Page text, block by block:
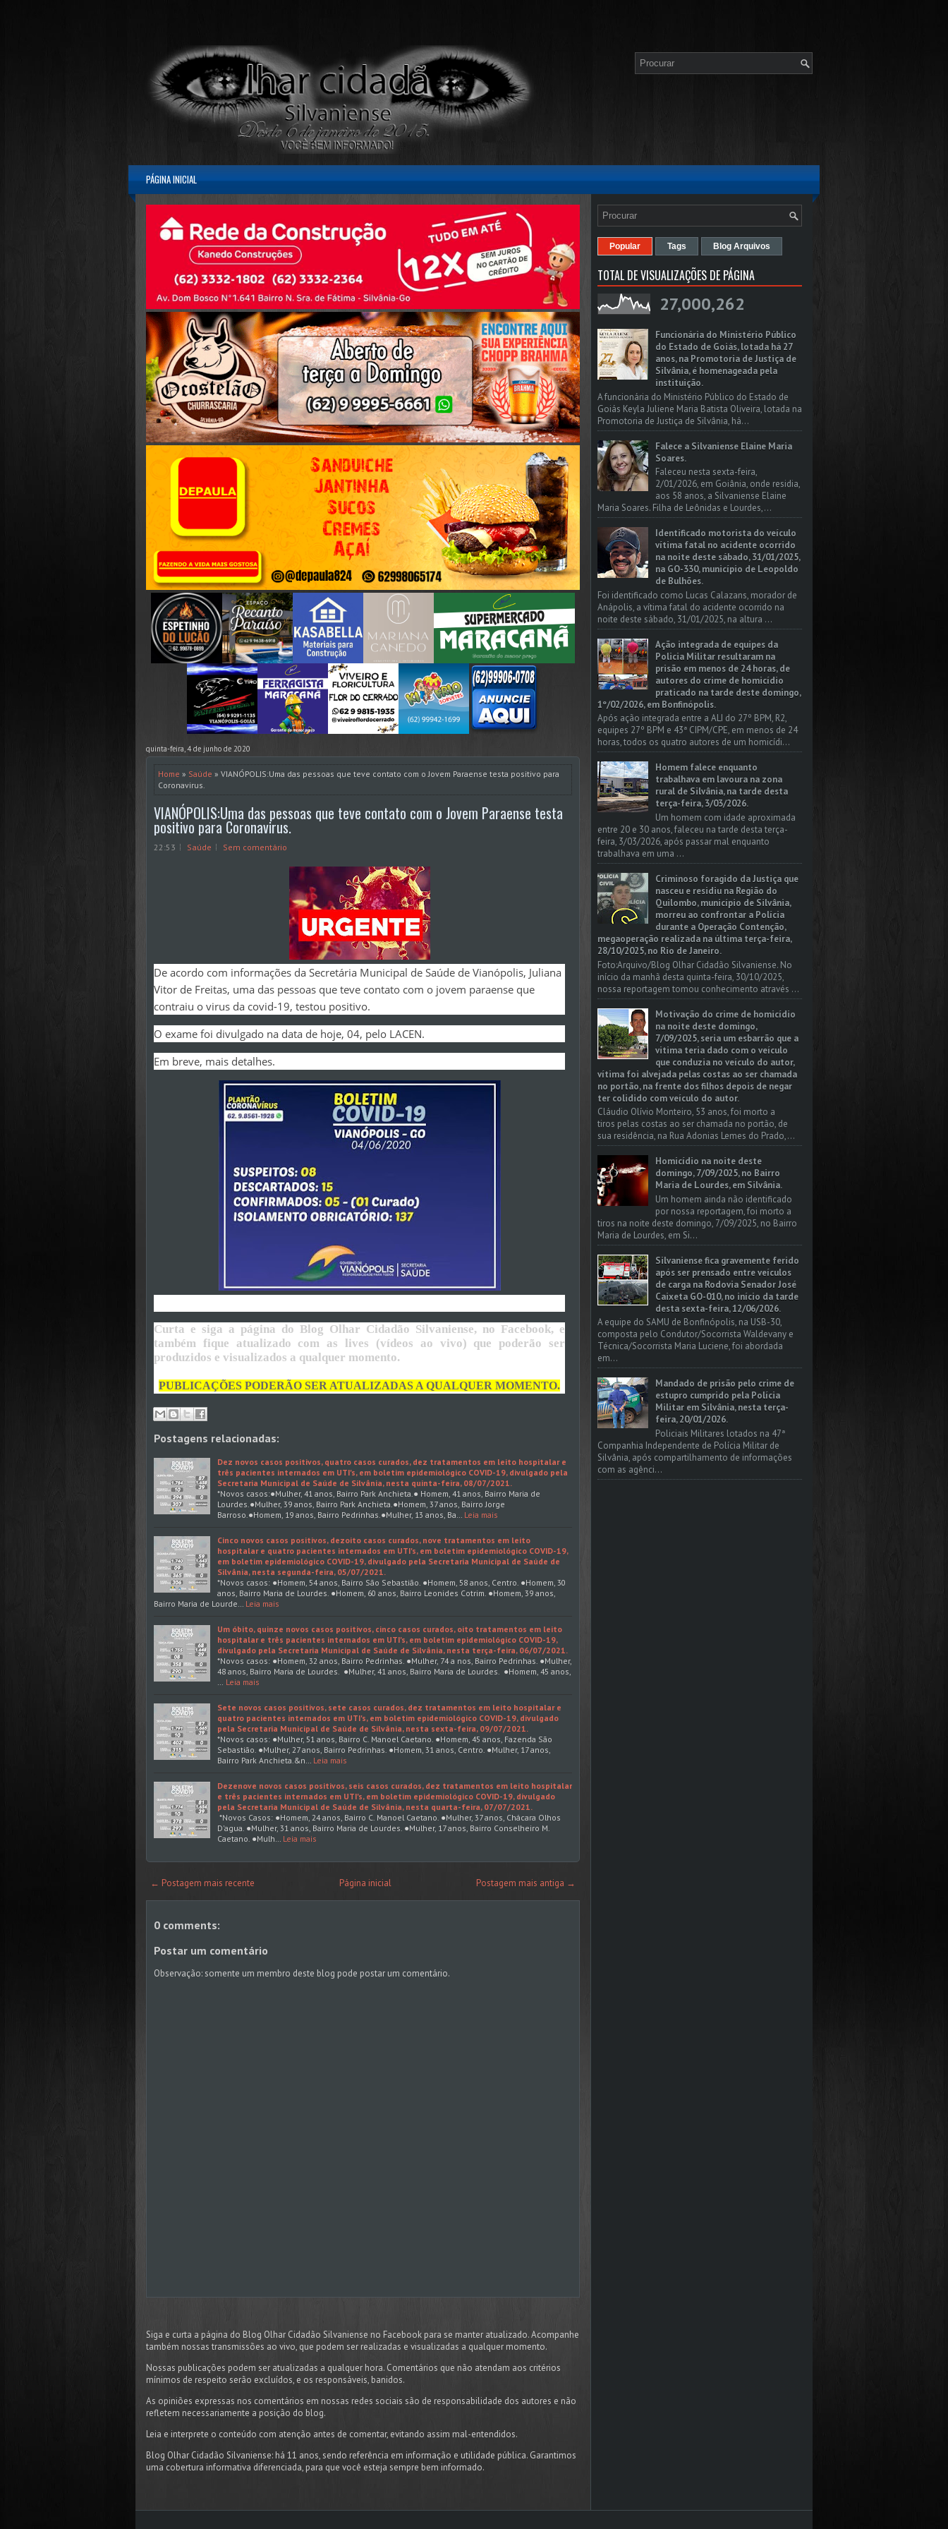
PÁGINA INICIAL
quinta-feira, 4 de junho de 2020
Home » Saúde » VIANÓPOLIS:Uma das pessoas que teve contato com o Jovem Paraense testa positivo para
Coronavirus.
VIANÓPOLIS:Uma das pessoas que teve contato com o Jovem Paraense testa
positivo para Coronavirus.
22:53 Saúde Sem comentário
De acordo com informações da Secretária Municipal de Saúde de Vianópolis, Juliana
Vitor de Freitas, uma das pessoas que teve contato com o jovem paraense que
contraiu o virus da covid-19, testou positivo.
O exame foi divulgado na data de hoje, 04, pelo LACEN.
Em breve, mais detalhes.
Curta e siga a página do Blog Olhar Cidadão Silvaniense, no Facebook, e
também fique atualizado com as lives (vídeos ao vivo) que poderão ser
produzidos e visualizados a qualquer momento.
PUBLICAÇÕES PODERÃO SER ATUALIZADAS A QUALQUER MOMENTO.
Postagens relacionadas:
Dez novos casos positivos, quatro casos curados, dez tratamentos em leito hospitalar e
três pacientes internados em UTI's, em boletim epidemiológico COVID-19, divulgado pela
Secretaria Municipal de Saúde de Silvânia, nesta quinta-feira, 08/07/2021.
*Novos casos:●Mulher, 41 anos, Bairro Park Anchieta.● Homem, 41 anos, Bairro Maria de
Lourdes.●Mulher, 39 anos, Bairro Park Anchieta.●Homem, 37 anos, Bairro Jorge
Barroso.●Homem, 19 anos, Bairro Pedrinhas.●Mulher, 13 anos, Ba… Leia mais
Cinco novos casos positivos, dezoito casos curados, nove tratamentos em leito
hospitalar e quatro pacientes internados em UTI's, em boletim epidemiológico COVID-19,
em boletim epidemiológico COVID-19, divulgado pela Secretaria Municipal de Saúde de
Silvânia, nesta segunda-feira, 05/07/2021.
*Novos casos: ●Homem, 54 anos, Bairro São Sebastião. ●Homem, 58 anos, Centro. ●Homem, 30
anos, Bairro Maria de Lourdes. ●Homem, 60 anos, Bairro Leonides Cotrim. ●Homem, 39 anos,
Bairro Maria de Lourde… Leia mais
Um óbito, quinze novos casos positivos, cinco casos curados, oito tratamentos em leito
hospitalar e três pacientes internados em UTI's, em boletim epidemiológico COVID-19,
divulgado pela Secretaria Municipal de Saúde de Silvânia, nesta terça-feira, 06/07/2021.
*Novos casos: ●Homem, 32 anos, Bairro Pedrinhas. ●Mulher, 74 a nos, Bairro Pedrinhas. ●Mulher,
48 anos, Bairro Maria de Lourdes. ●Mulher, 41 anos, Bairro Maria de Lourdes. ●Homem, 45 anos,
… Leia mais
Sete novos casos positivos, sete casos curados, dez tratamentos em leito hospitalar e
quatro pacientes internados em UTI's, em boletim epidemiológico COVID-19, divulgado
pela Secretaria Municipal de Saúde de Silvânia, nesta sexta-feira, 09/07/2021.
*Novos casos: ●Mulher, 51 anos, Bairro C. Manoel Caetano. ●Homem, 45 anos, Fazenda São
Sebastião. ●Mulher, 27 anos, Bairro Pedrinhas. ●Homem, 31 anos, Centro. ●Mulher, 17 anos,
Bairro Park Anchieta.&n… Leia mais
Dezenove novos casos positivos, seis casos curados, dez tratamentos em leito hospitalar
e três pacientes internados em UTI's, em boletim epidemiológico COVID-19, divulgado
pela Secretaria Municipal de Saúde de Silvânia, nesta quarta-feira, 07/07/2021.
*Novos Casos: ●Homem, 24 anos, Bairro C. Manoel Caetano. ●Mulher, 37 anos, Chácara Olhos
D'agua. ●Mulher, 31 anos, Bairro Maria de Lourdes. ●Mulher, 17 anos, Bairro Conselheiro M.
Caetano. ●Mulh… Leia mais
← Postagem mais recente Postagem mais antiga →
Página inicial
0 comments:
Postar um comentário
Observação: somente um membro deste blog pode postar um comentário.
Siga e curta a página do Blog Olhar Cidadão Silvaniense no Facebook para se manter atualizado. Acompanhe
também nossas transmissões ao vivo, que podem ser realizadas e visualizadas a qualquer momento.
Nossas publicações podem ser atualizadas a qualquer hora. Comentários que não atendam aos critérios
mínimos de respeito serão excluídos, e os responsáveis, banidos.
As opiniões expressas nos comentários em nossas redes sociais são de responsabilidade dos autores e não
refletem necessariamente a posição do blog.
Leia e interprete o conteúdo com atenção antes de comentar, evitando assim mal-entendidos.
Blog Olhar Cidadão Silvaniense: há 11 anos, sendo referência em informação e utilidade pública. Garantimos
uma cobertura informativa diferenciada, para que você esteja sempre bem informado.
Popular Tags Blog Arquivos
TOTAL DE VISUALIZAÇÕES DE PÁGINA
27,000,262
Funcionária do Ministério Público
do Estado de Goiás, lotada há 27
anos, na Promotoria de Justiça de
Silvânia, é homenageada pela
instituição.
A funcionária do Ministério Público do Estado de
Goiás Keyla Juliene Maria Batista Oliveira, lotada na
Promotoria de Justiça de Silvânia, há...
Falece a Silvaniense Elaine Maria
Soares.
Faleceu nesta sexta-feira,
2/01/2026, em Goiânia, onde residia,
aos 58 anos, a Silvaniense Elaine
Maria Soares. Filha de Leônidas e Lourdes,...
Identificado motorista do veículo
vítima fatal no acidente ocorrido
na noite deste sábado, 31/01/2025,
na GO-330, município de Leopoldo
de Bulhões.
Foi identificado como Lucas Calazans, morador de
Anápolis, a vítima fatal do acidente ocorrido na
noite deste sábado, 31/01/2025, na altura ...
Ação integrada de equipes da
Policia Militar resultaram na
prisão em menos de 24 horas, de
autores do crime de homicídio
praticado na tarde deste domingo,
1º/02/2026, em Bonfinópolis.
Após ação integrada entre a ALI do 27º BPM, R2,
equipes 27º BPM e 43ª CIPM/CPE, em menos de 24
horas, todos os quatro autores de um homicídi...
Homem falece enquanto
trabalhava em lavoura na zona
rural de Silvânia, na tarde desta
terça-feira, 3/03/2026.
Um homem com idade aproximada
entre 20 e 30 anos, faleceu na tarde desta terça-
feira, 3/03/2026, após passar mal enquanto
trabalhava em uma ...
Criminoso foragido da Justiça que
nasceu e residiu na Região do
Quilombo, município de Silvânia,
morreu ao confrontar a Polícia
durante a Operação Contenção,
megaoperação realizada na última terça-feira,
28/10/2025, no Rio de Janeiro.
Foto:Arquivo/Blog Olhar Cidadão Silvaniense. No
início da manhã desta quinta-feira, 30/10/2025,
nossa reportagem tomou conhecimento através ...
Motivação do crime de homicídio
na noite deste domingo,
7/09/2025, seria um esbarrão que a
vitima teria dado com o veículo
que conduzia no veículo do autor,
vítima foi alvejada pelas costas ao ser chamada
no portão, na frente dos filhos depois de negar
ter colidido com veículo do autor.
Cláudio Olívio Monteiro, 53 anos, foi morto a
tiros pelas costas ao ser chamada no portão, de
sua residência, na Rua Adonias Lemes do Prado,...
Homicídio na noite deste
domingo, 7/09/2025, no Bairro
Maria de Lourdes, em Silvânia.
Um homem ainda não identificado
por nossa reportagem, foi morto a
tiros na noite deste domingo, 7/09/2025, no Bairro
Maria de Lourdes, em Si...
Silvaniense fica gravemente ferido
após ser prensado entre veículos
de carga na Rodovia Senador José
Caixeta GO-010, no início da tarde
desta sexta-feira, 12/06/2026.
A equipe do SAMU de Bonfinópolis, na USB-30,
composta pelo Condutor/Socorrista Waldevany e
Técnica/Socorrista Maria Luciene, foi abordada
em...
Mandado de prisão pelo crime de
estupro cumprido pela Polícia
Militar em Silvânia, nesta terça-
feira, 20/01/2026.
Policiais Militares lotados na 47ª
Companhia Independente de Polícia Militar de
Silvânia, após compartilhamento de informações
com as agênci...